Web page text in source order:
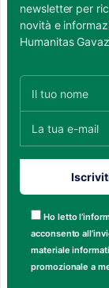
newsletter per
novità e
Humanitas
Ho letto
acconsento
materiale
promozionale a